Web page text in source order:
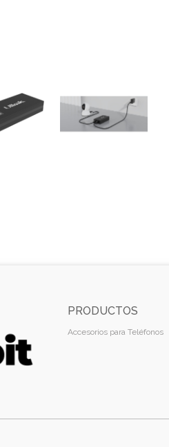
PRODUCTOS
Accesorios para Teléfonos